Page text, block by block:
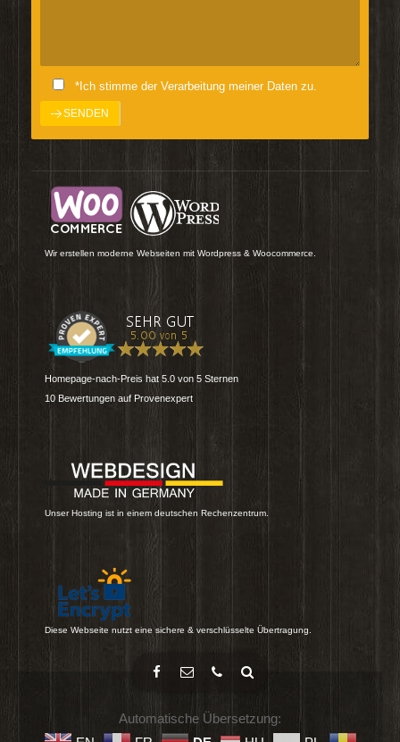
*Ich stimme der Verarbeitung meiner Daten zu.
Wir erstellen moderne Webseiten mit Wordpress & Woocommerce.
Homepage-nach-Preis hat 5.0 von 5 Sternen
10 Bewertungen auf Provenexpert
Unser Hosting ist in einem deutschen Rechenzentrum.
Diese Webseite nutzt eine sichere & verschlüsselte Übertragung.
Automatische Übersetzung: